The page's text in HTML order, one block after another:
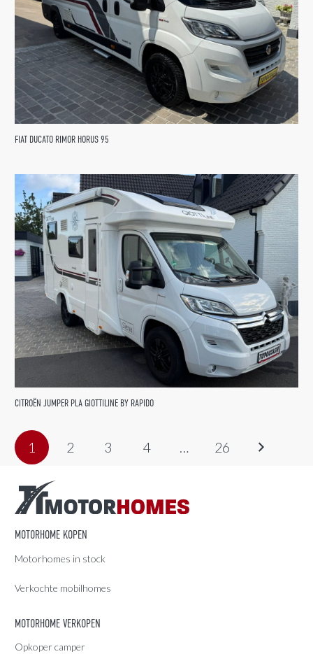
FIAT DUCATO RIMOR HORUS 95
CITROËN JUMPER PLA GIOTTILINE BY RAPIDO
1 2 3 4 … 26
MOTORHOME KOPEN
Motorhomes in stock
Verkochte mobilhomes
MOTORHOME VERKOPEN
Opkoper camper